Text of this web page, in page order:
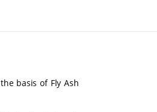
basis of Fly Ash